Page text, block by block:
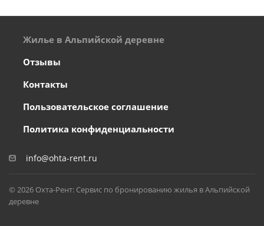
Жилье в Альпийской деревне
Отзывы
Контакты
Пользовательское соглашение
Политика конфиденциальности
info@ohta-rent.ru
© 2026 Охта-Рент: Сервис по бронированию жилья в Альпийской
деревне